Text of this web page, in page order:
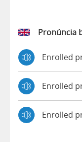
Pronúncia
Enrolled
Enrolled
Enrolled